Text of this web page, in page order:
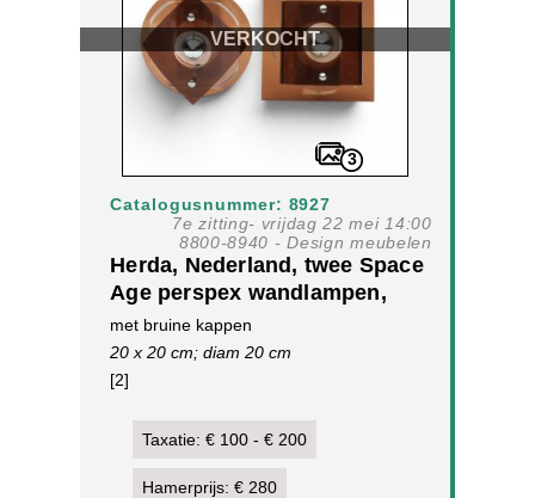
VERKOCHT
3
Catalogusnummer: 8927
7e zitting- vrijdag 22 mei 14:00
8800-8940 - Design meubelen
Herda, Nederland, twee Space
Age perspex wandlampen,
ontwerp 70-er jaren,
met bruine kappen
20 x 20 cm; diam 20 cm
[2]
Taxatie: € 100 - € 200
Hamerprijs: € 280